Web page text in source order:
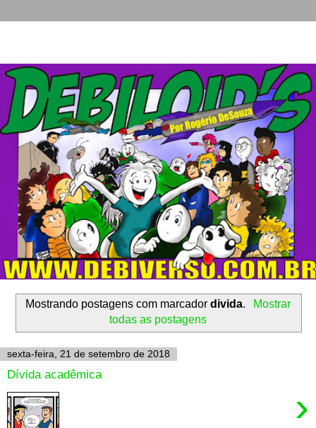
Mostrando postagens com marcadordivida.
Mostrar
todas as postagens
sexta-feira, 21 de setembro de 2018
Dívida acadêmica
›